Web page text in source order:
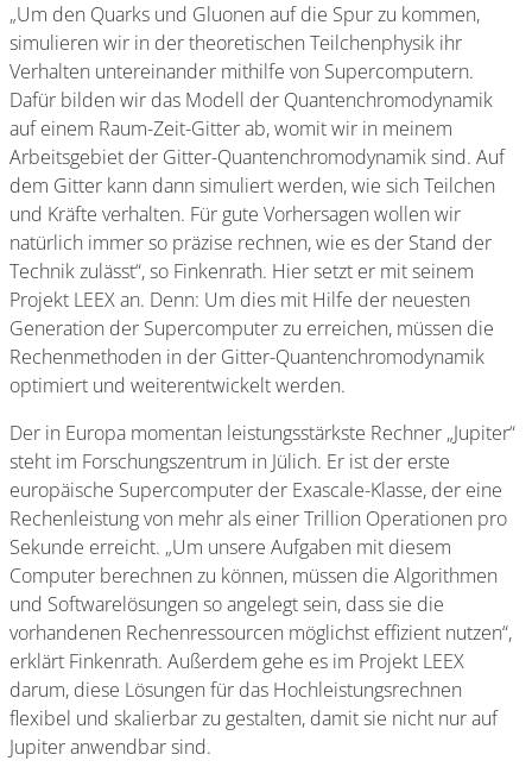
„Um den Quarks und Gluonen auf die Spur zu kommen,
simulieren wir in der theoretischen Teilchenphysik ihr
Verhalten untereinander mithilfe von Supercomputern.
Dafür bilden wir das Modell der Quantenchromodynamik
auf einem Raum-Zeit-Gitter ab, womit wir in meinem
Arbeitsgebiet der Gitter-Quantenchromodynamik sind. Auf
dem Gitter kann dann simuliert werden, wie sich Teilchen
und Kräfte verhalten. Für gute Vorhersagen wollen wir
natürlich immer so präzise rechnen, wie es der Stand der
Technik zulässt“, so Finkenrath. Hier setzt er mit seinem
Projekt LEEX an. Denn: Um dies mit Hilfe der neuesten
Generation der Supercomputer zu erreichen, müssen die
Rechenmethoden in der Gitter-Quantenchromodynamik
optimiert und weiterentwickelt werden.
Der in Europa momentan leistungsstärkste Rechner „Jupiter“
steht im Forschungszentrum in Jülich. Er ist der erste
europäische Supercomputer der Exascale-Klasse, der eine
Rechenleistung von mehr als einer Trillion Operationen pro
Sekunde erreicht. „Um unsere Aufgaben mit diesem
Computer berechnen zu können, müssen die Algorithmen
und Softwarelösungen so angelegt sein, dass sie die
vorhandenen Rechenressourcen möglichst effizient nutzen“,
erklärt Finkenrath. Außerdem gehe es im Projekt LEEX
darum, diese Lösungen für das Hochleistungsrechnen
flexibel und skalierbar zu gestalten, damit sie nicht nur auf
Jupiter anwendbar sind.